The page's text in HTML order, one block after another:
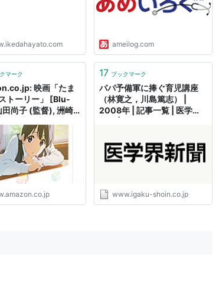
ameilog.com
マーク
映画「たま
トーリー」 [Blu-
尚子 (監督), 洲崎
(出演), 長妻樹里
DVD
17 ブックマーク
パパ予備軍に捧ぐ育児講座
（林寛之，川島篤志） |
2008年 | 記事一覧 | 医学界
www.igaku-shoin.co.jp